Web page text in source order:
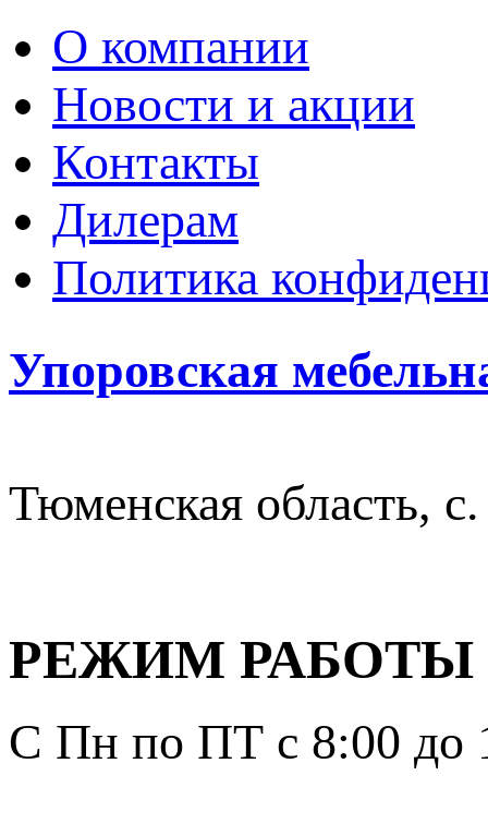
О компании
Новости и акции
Контакты
Дилерам
Политика
Упоровская
Тюменская область,
РЕЖИМ РАБОТЫ
С Пн по ПТ с 8:00 до